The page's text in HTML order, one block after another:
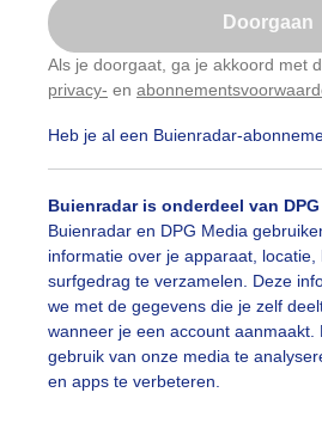
Doorgaan
Als je doorgaat, ga je akkoord met
privacy- en
Heb je al een Buienradar-
Buienradar is onderdeel van
Buienradar en DPG Media
informatie over je apparaat, locatie,
surfgedrag te verzamelen. Deze
we met de gegevens die je zelf
wanneer je een account aanmaakt.
gebruik van onze media te
en apps te verbeteren.
Joyce Derksen Gemaakt: 09-05-
Nu niet,
Gebruik je Safari en wil je niet
Klikhierom dit aan